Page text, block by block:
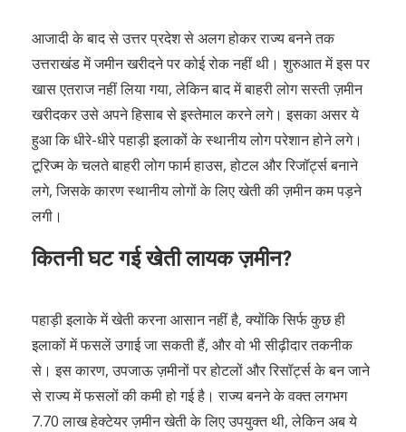
आजादी के बाद से उत्तर प्रदेश से अलग होकर राज्य बनने तक
उत्तराखंड में जमीन खरीदने पर कोई रोक नहीं थी। शुरुआत में इस पर
खास एतराज नहीं लिया गया, लेकिन बाद में बाहरी लोग सस्ती ज़मीन
खरीदकर उसे अपने हिसाब से इस्तेमाल करने लगे। इसका असर ये
हुआ कि धीरे-धीरे पहाड़ी इलाकों के स्थानीय लोग परेशान होने लगे।
टूरिज्म के चलते बाहरी लोग फार्म हाउस, होटल और रिजॉर्ट्स बनाने
लगे, जिसके कारण स्थानीय लोगों के लिए खेती की ज़मीन कम पड़ने
लगी।
कितनी घट गई खेती लायक ज़मीन?
पहाड़ी इलाके में खेती करना आसान नहीं है, क्योंकि सिर्फ कुछ ही
इलाकों में फसलें उगाई जा सकती हैं, और वो भी सीढ़ीदार तकनीक
से। इस कारण, उपजाऊ ज़मीनों पर होटलों और रिसॉर्ट्स के बन जाने
से राज्य में फसलों की कमी हो गई है। राज्य बनने के वक्त लगभग
7.70 लाख हेक्टेयर ज़मीन खेती के लिए उपयुक्त थी, लेकिन अब ये